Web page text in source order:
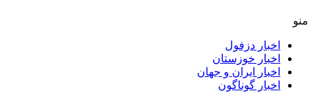
اخبار دزفول
اخبار خوزستان
اخبار ایران و جهان
اخبار گوناگون